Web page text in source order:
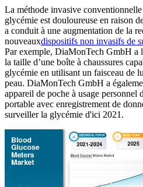
La méthode invasive
glycémie est douloureuse en raison
a conduit à une augmentation de la
nouveauxdispositifs non invasifs de
Par exemple, DiaMonTech GmbH a
la taille d’une boîte à chaussures
glycémie en utilisant un faisceau de
peau. DiaMonTech GmbH a
appareil de poche à usage
portable avec enregistrement de
surveiller la glycémie d'ici 2021.